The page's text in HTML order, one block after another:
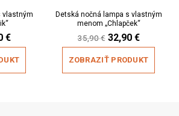
vlastným
€Current
price
is:
32,90 €.
Detská nočná lampa s vlastným
menom „Chlapček“
35,90€ Original
price
was:
35,90 €.
32,90 €Current
price
is:
32,90 €.
ZOBRAZIŤ PRODUKT